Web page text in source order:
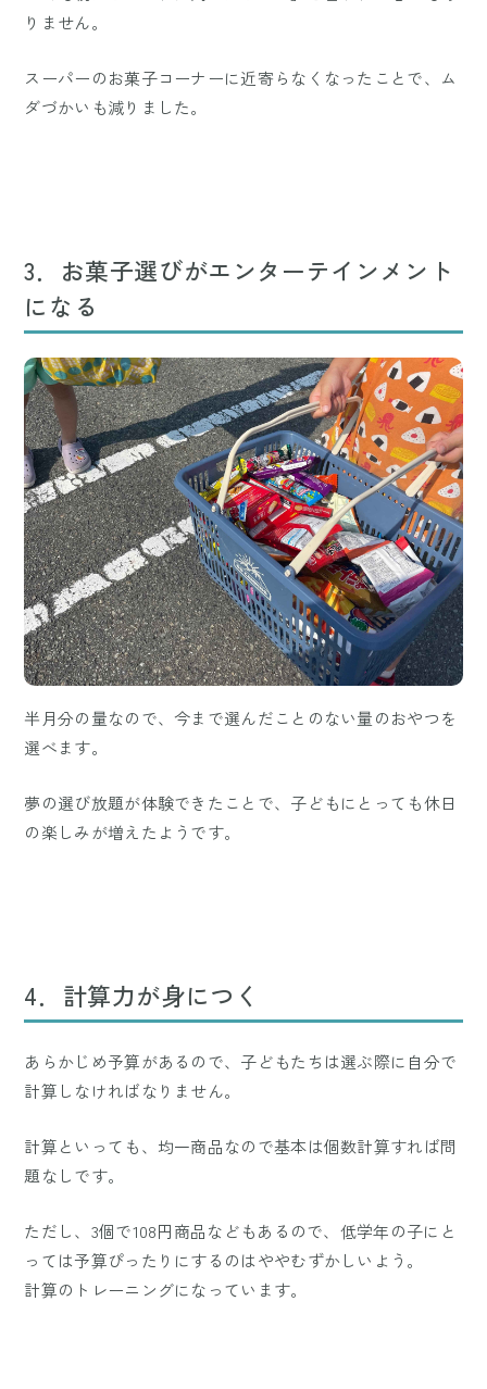
りません。
スーパーのお菓子コーナーに近寄らなくなったことで、ム
ダづかいも減りました。
3．お菓子選びがエンターテインメント
になる
半月分の量なので、今まで選んだことのない量のおやつを
選べます。
夢の選び放題が体験できたことで、子どもにとっても休日
の楽しみが増えたようです。
4．計算力が身につく
あらかじめ予算があるので、子どもたちは選ぶ際に自分で
計算しなければなりません。
計算といっても、均一商品なので基本は個数計算すれば問
題なしです。
ただし、3個で108円商品などもあるので、低学年の子にと
っては予算ぴったりにするのはややむずかしいよう。
計算のトレーニングになっています。